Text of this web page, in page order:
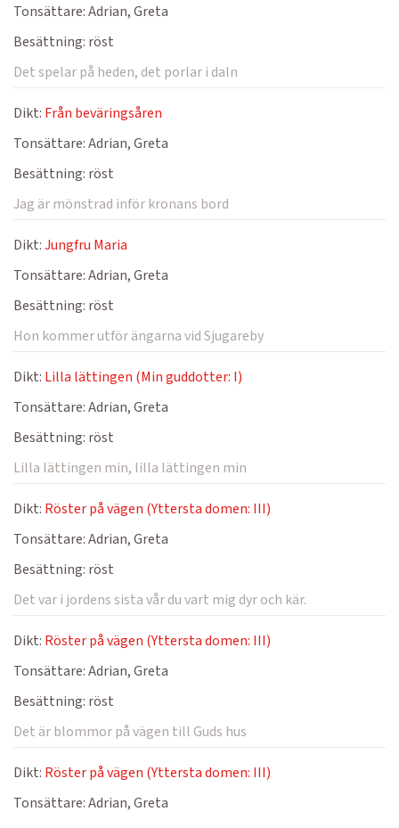
Tonsättare:Adrian, Greta
Besättning: röst
Det spelar på heden, det porlar i daln
Dikt: Från beväringsåren
Tonsättare:Adrian, Greta
Besättning: röst
Jag är mönstrad inför kronans bord
Dikt:Jungfru Maria
Tonsättare:Adrian, Greta
Besättning: röst
Hon kommer utför ängarna vid Sjugareby
Dikt: Lilla lättingen (Min guddotter: I)
Tonsättare:Adrian, Greta
Besättning: röst
Lilla lättingen min, lilla lättingen min
Dikt: Röster på vägen (Yttersta domen: III)
Tonsättare:Adrian, Greta
Besättning: röst
Det var i jordens sista vår du vart mig dyr och kär.
Dikt: Röster på vägen (Yttersta domen: III)
Tonsättare:Adrian, Greta
Besättning: röst
Det är blommor på vägen till Guds hus
Dikt: Röster på vägen (Yttersta domen: III)
Tonsättare:Adrian, Greta